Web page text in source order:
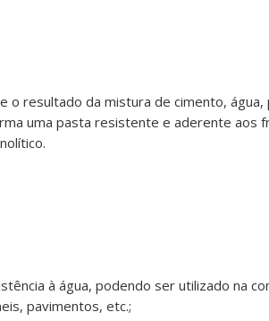
o resultado da mistura de cimento,
uma pasta resistente e aderente aos
à água, podendo ser utilizado na
pavimentos, etc.;